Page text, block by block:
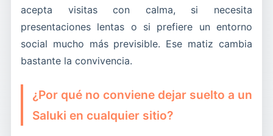
acepta visitas con calma, si necesita
presentaciones lentas o si prefiere un entorno
social mucho más previsible. Ese matiz cambia
bastante la convivencia.
¿Por qué no conviene dejar suelto a un
Saluki en cualquier sitio?